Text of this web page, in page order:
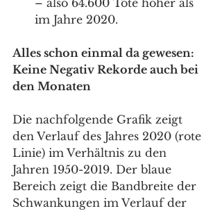
im Jahre 2020.
Alles schon einmal da gewesen:
Keine Negativ Rekorde auch bei
den Monaten
Die nachfolgende Grafik zeigt
den Verlauf des Jahres 2020 (rote
Linie) im Verhältnis zu den
Jahren 1950-2019. Der blaue
Bereich zeigt die Bandbreite der
Schwankungen im Verlauf der